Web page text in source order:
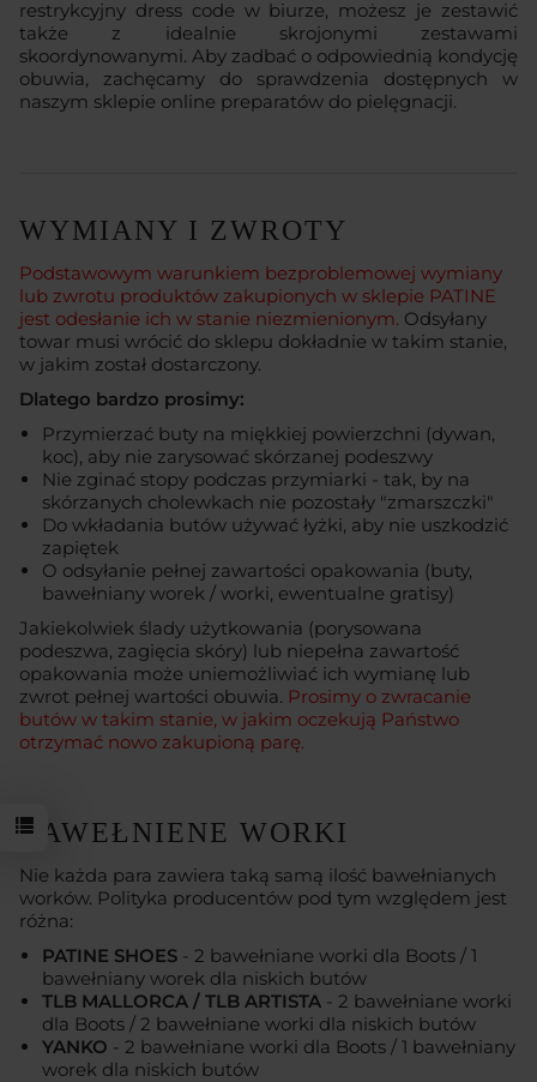
restrykcyjny dress code w biurze, możesz je zestawić
także z idealnie skrojonymi zestawami
skoordynowanymi. Aby zadbać o odpowiednią kondycję
obuwia, zachęcamy do sprawdzenia dostępnych w
naszym sklepie online preparatów do pielęgnacji.
WYMIANY I ZWROTY
Podstawowym warunkiem bezproblemowej wymiany
lub zwrotu produktów zakupionych w sklepie PATINE
jest odesłanie ich w stanie niezmienionym. Odsyłany
towar musi wrócić do sklepu dokładnie w takim stanie,
w jakim został dostarczony.
Dlatego bardzo prosimy:
Przymierzać buty na miękkiej powierzchni (dywan,
koc), aby nie zarysować skórzanej podeszwy
Nie zginać stopy podczas przymiarki - tak, by na
skórzanych cholewkach nie pozostały "zmarszczki"
Do wkładania butów używać łyżki, aby nie uszkodzić
zapiętek
O odsyłanie pełnej zawartości opakowania (buty,
bawełniany worek / worki, ewentualne gratisy)
Jakiekolwiek ślady użytkowania (porysowana
podeszwa, zagięcia skóry) lub niepełna zawartość
opakowania może uniemożliwiać ich wymianę lub
zwrot pełnej wartości obuwia. Prosimy o zwracanie
butów w takim stanie, w jakim oczekują Państwo
otrzymać nowo zakupioną parę.
BAWEŁNIENE WORKI
Nie każda para zawiera taką samą ilość bawełnianych
worków. Polityka producentów pod tym względem jest
różna:
PATINE SHOES - 2 bawełniane worki dla Boots / 1
bawełniany worek dla niskich butów
TLB MALLORCA / TLB ARTISTA - 2 bawełniane worki
dla Boots / 2 bawełniane worki dla niskich butów
YANKO - 2 bawełniane worki dla Boots / 1 bawełniany
worek dla niskich butów